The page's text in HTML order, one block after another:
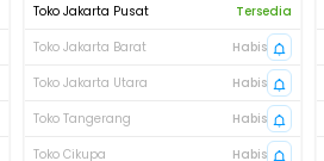
Toko Jakarta Pusat
Tersedia
Toko Jakarta Barat
Habis
Toko Jakarta Utara
Habis
Toko Tangerang
Habis
Toko Cikupa
Habis